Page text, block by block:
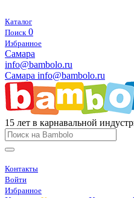
Каталог
Поиск 0
Избранное
Самара
info@bambolo.ru
Самара info@bambolo.ru
15 лет в карнавальной
Контакты
Войти
Избранное